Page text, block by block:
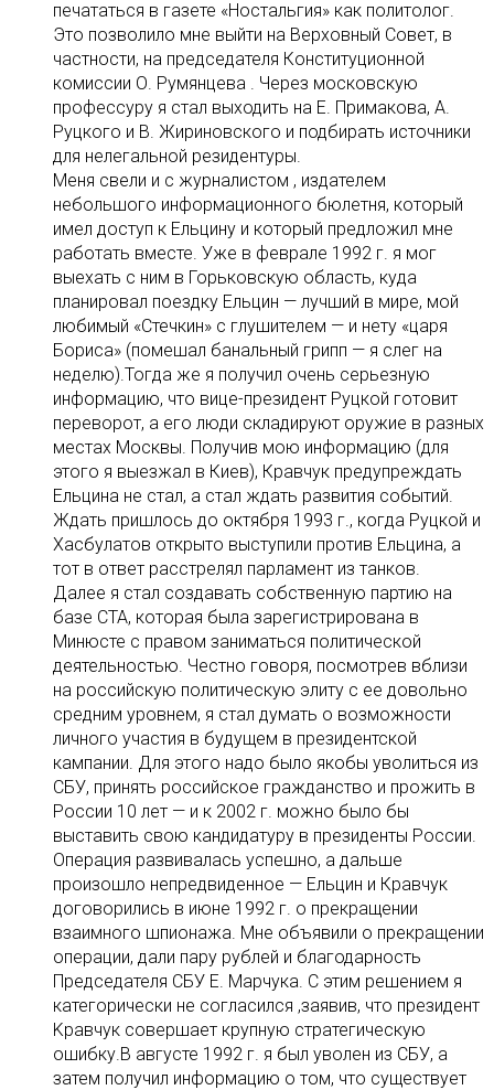
печататься в газете «Ностальгия» как политолог.
Это позволило мне выйти на Верховный Совет, в
частности, на председателя Конституционной
комиссии О. Румянцева . Через московскую
профессуру я стал выходить на Е. Примакова, А.
Руцкого и В. Жириновского и подбирать источники
для нелегальной резидентуры.
Меня свели и с журналистом , издателем
небольшого информационного бюлетня, который
имел доступ к Ельцину и который предложил мне
работать вместе. Уже в феврале 1992 г. я мог
выехать с ним в Горьковскую область, куда
планировал поездку Ельцин — лучший в мире, мой
любимый «Стечкин» с глушителем — и нету «царя
Бориса» (помешал банальный грипп — я слег на
неделю).Тогда же я получил очень серьезную
информацию, что вице-президент Руцкой готовит
переворот, а его люди складируют оружие в разных
местах Москвы. Получив мою информацию (для
этого я выезжал в Киев), Кравчук предупреждать
Ельцина не стал, а стал ждать развития событий.
Ждать пришлось до октября 1993 г., когда Руцкой и
Хасбулатов открыто выступили против Ельцина, а
тот в ответ расстрелял парламент из танков.
Далее я стал создавать собственную партию на
базе СТА, которая была зарегистрирована в
Минюсте с правом заниматься политической
деятельностью. Честно говоря, посмотрев вблизи
на российскую политическую элиту с ее довольно
средним уровнем, я стал думать о возможности
личного участия в будущем в президентской
кампании. Для этого надо было якобы уволиться из
СБУ, принять российское гражданство и прожить в
России 10 лет — и к 2002 г. можно было бы
выставить свою кандидатуру в президенты России.
Операция развивалась успешно, а дальше
произошло непредвиденное — Ельцин и Кравчук
договорились в июне 1992 г. о прекращении
взаимного шпионажа. Мне объявили о прекращении
операции, дали пару рублей и благодарность
Председателя СБУ Е. Марчука. С этим решением я
категорически не согласился ,заявив, что президент
Kравчук совершает крупную стратегическую
ошибку.В августе 1992 г. я был уволен из СБУ, а
затем получил информацию о том, что существует